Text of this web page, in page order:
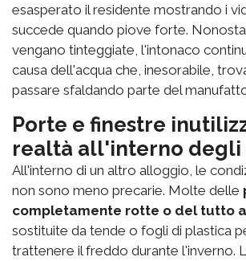
esasperato il residente mostrando i
succede quando piove forte.
vengano tinteggiate, l'intonaco
causa dell'acqua che, inesorabile,
passare sfaldando parte del
Porte e finestre
realtà all'interno
All'interno di un altro alloggio, le
non sono meno precarie. Molte delle
completamente rotte o del tutto
sostituite da tende o fogli di plastica
trattenere il freddo durante l'inverno.